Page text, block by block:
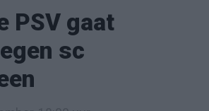
PSV gaat
sc